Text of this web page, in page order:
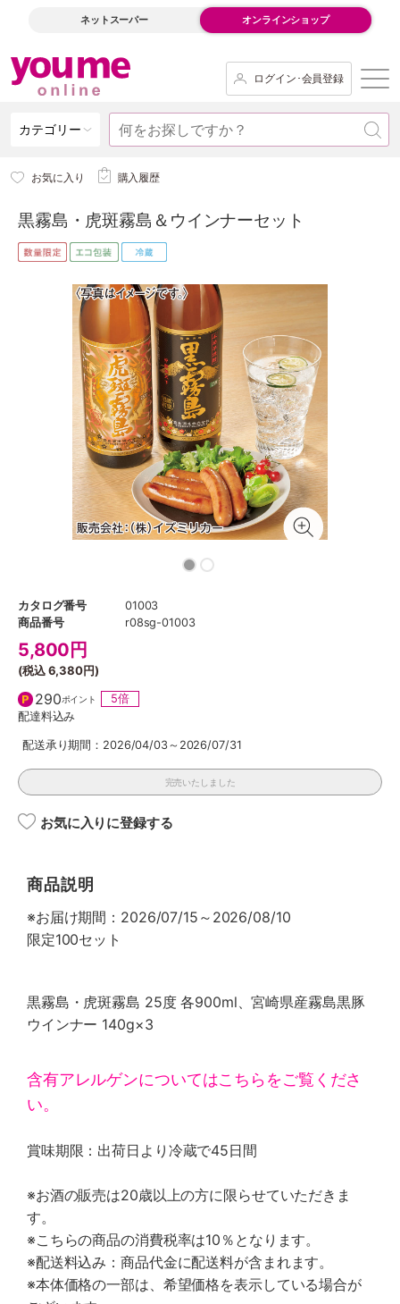
ネットスーパー オンラインショップ
ログイン･会員登録
カテゴリー
お気に入り 購入履歴
黒霧島・虎斑霧島＆ウインナーセット
カタログ番号
01003
商品番号
r08sg-01003
5,800 円
(税込6,380円)
290ポイント
5倍
配達料込み
配送承り期間：2026/04/03～2026/07/31
完売いたしました
お気に入りに登録する
商品説明
※お届け期間：2026/07/15～2026/08/10
限定100セット
黒霧島・虎斑霧島 25度 各900ml、宮崎県産霧島黒豚
ウインナー 140g×3
含有アレルゲンについてはこちらをご覧くださ
い。
賞味期限：出荷日より冷蔵で45日間
※お酒の販売は20歳以上の方に限らせていただきま
す。
※こちらの商品の消費税率は10％となります。
※配送料込み：商品代金に配送料が含まれます。
※本体価格の一部は、希望価格を表示している場合が